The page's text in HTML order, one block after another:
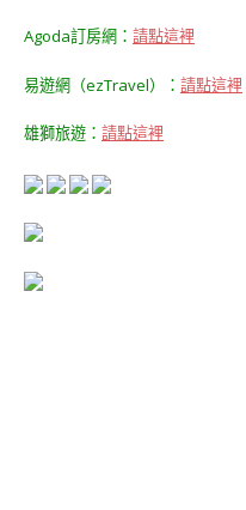
Agoda訂房網： 請點這裡
易遊網（ezTravel）： 請點這裡
雄獅旅遊： 請點這裡